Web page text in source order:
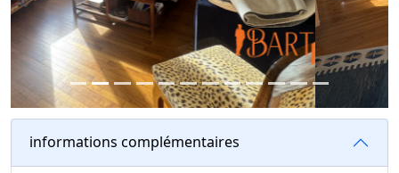
informations complémentaires